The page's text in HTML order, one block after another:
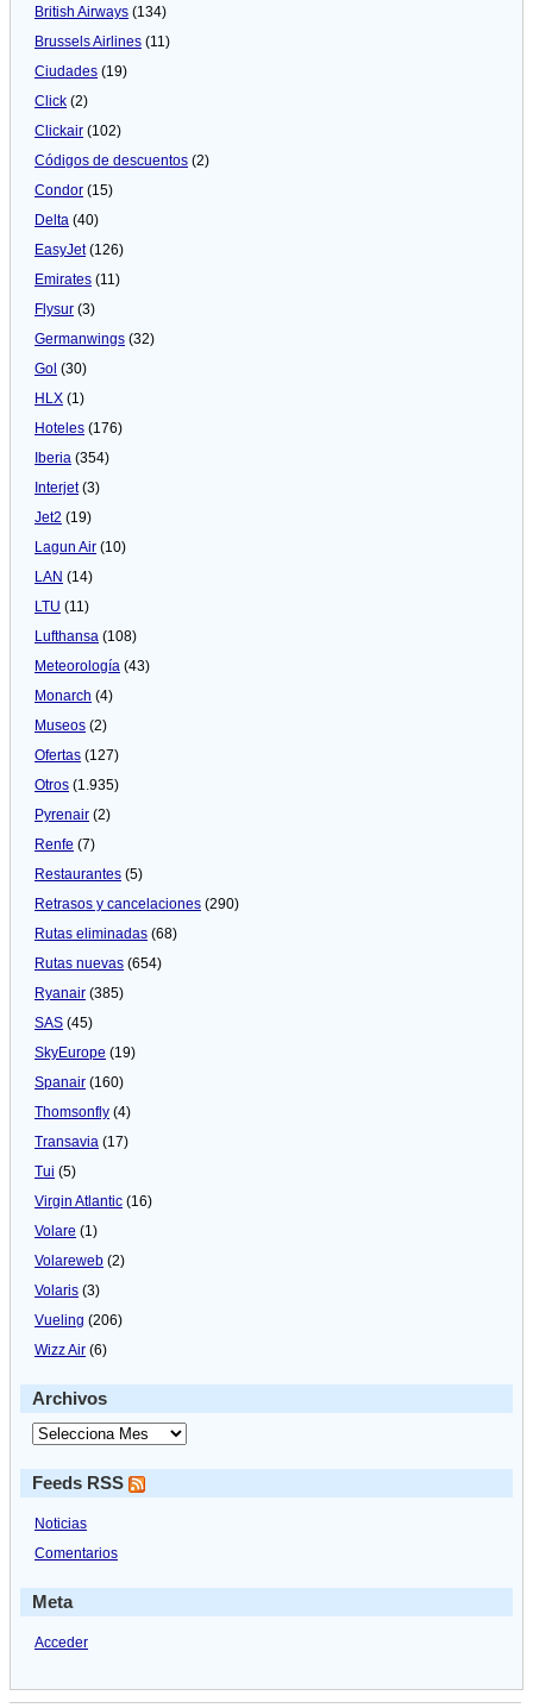
British Airways (134)
Brussels Airlines (11)
Ciudades (19)
Click (2)
Clickair (102)
Códigos de descuentos (2)
Condor (15)
Delta (40)
EasyJet(126)
Emirates (11)
Flysur (3)
Germanwings (32)
Gol (30)
HLX (1)
Hoteles (176)
Iberia (354)
Interjet(3)
Jet2 (19)
Lagun Air (10)
LAN (14)
LTU (11)
Lufthansa (108)
Meteorologí­a (43)
Monarch (4)
Museos (2)
Ofertas (127)
Otros (1.935)
Pyrenair (2)
Renfe (7)
Restaurantes (5)
Retrasos y cancelaciones (290)
Rutas eliminadas (68)
Rutas nuevas (654)
Ryanair (385)
SAS (45)
SkyEurope (19)
Spanair (160)
Thomsonfly (4)
Transavia (17)
Tui (5)
Virgin Atlantic (16)
Volare (1)
Volareweb (2)
Volaris (3)
Vueling (206)
Wizz Air (6)
Archivos
Feeds RSS
Noticias
Comentarios
Meta
Acceder